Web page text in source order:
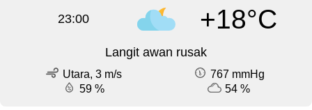
23:00 +18°C
Langit awan rusak
Utara, 3 m/s
767 mmHg
59 %
54 %